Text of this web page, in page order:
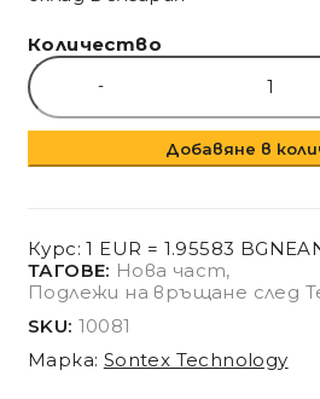
Количество
Добавяне в
Курс: 1 EUR = 1.95583 BGN
ТАГОВЕ: Нова част,
Подлежи на връщане след
SKU: 10081
Марка: Sontex Technology